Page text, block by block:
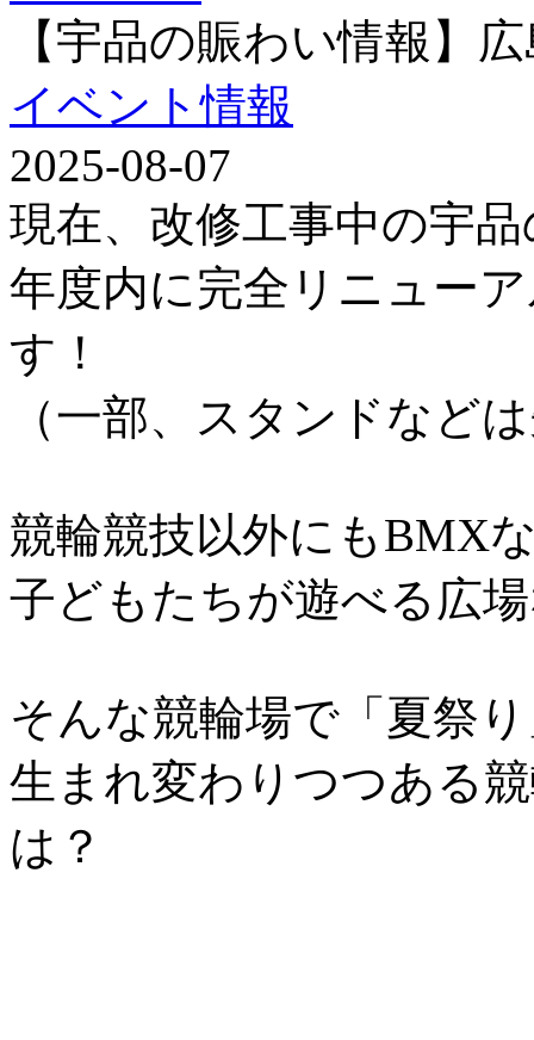
【宇品の賑わい情報】
イベント情報
2025-08-07
現在、改修工事中の宇
年度内に完全リニュー
す！
（一部、スタンドなど
競輪競技以外にもBMX
子どもたちが遊べる広
そんな競輪場で「夏祭
生まれ変わりつつある
は？